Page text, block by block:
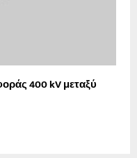
400 kV μεταξύ